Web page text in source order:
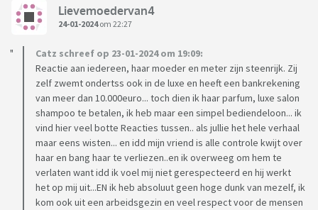
Lievemoedervan4
24-01-2024om 22:27
Catz schreef op 23-01-2024 om 19:09:
Reactie aan iedereen, haar moeder en meter zijn steenrijk. Zij
zelf zwemt ondertss ook in de luxe en heeft een bankrekening
van meer dan 10.000euro... toch dien ik haar parfum, luxe salon
shampoo te betalen, ik heb maar een simpel bediendeloon... ik
vind hier veel botte Reacties tussen.. als jullie het hele verhaal
maar eens wisten... en idd mijn vriend is alle controle kwijt over
haar en bang haar te verliezen..en ik overweeg om hem te
verlaten want idd ik voel mij niet gerespecteerd en hij werkt
het op mij uit...EN ik heb absoluut geen hoge dunk van mezelf, ik
kom ook uit een arbeidsgezin en veel respect voor de mensen